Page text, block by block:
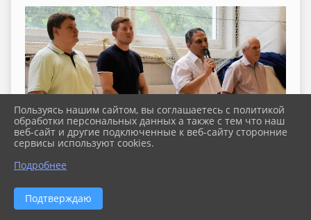
Пользуясь нашим сайтом, вы соглашаетесь с политикой
обработки персональных данных а также с тем что наш
веб-сайт и другие подключенные к веб-сайту сторонние
сервисы используют cookies.
Подробнее
Подтверждаю